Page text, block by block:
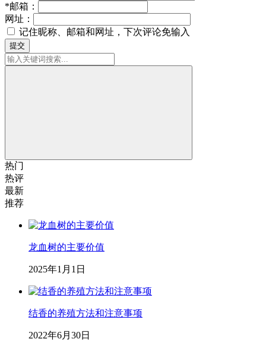
*邮箱：
网址：
记住昵称、邮箱和网址，下次评论免输入
提交
热门
热评
最新
推荐
龙血树的主要价值
2025年1月1日
结香的养殖方法和注意事项
2022年6月30日